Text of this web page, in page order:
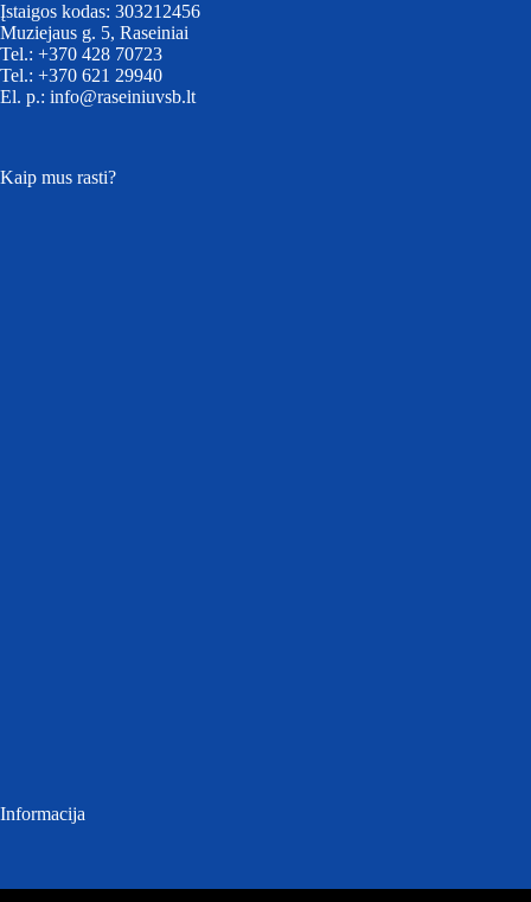
Įstaigos kodas: 303212456
Muziejaus g. 5, Raseiniai
Tel.: +370 428 70723
Tel.: +370 621 29940
El. p.: info@raseiniuvsb.lt
Kaip mus rasti?
Informacija